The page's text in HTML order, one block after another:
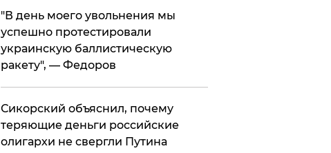
​"В день моего увольнения мы
успешно протестировали
украинскую баллистическую
ракету", — Федоров
Сикорский объяснил, почему
теряющие деньги российские
олигархи не свергли Путина